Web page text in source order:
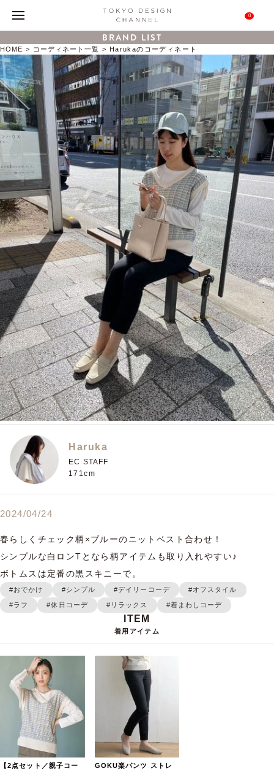
0
BRAND LIST
HOME コーディネート一覧 Harukaのコーディネート
Haruka
EC STAFF
171cm
2024/04/24
春らしくチェック柄×ブルーのニットベスト合わせ！
シンプルな白ロンTとなら柄アイテムも取り入れやすい♪
ボトムスは定番の黒スキニーで。
#おでかけ #シンプル #デイリーコーデ #オフスタイル
#ラフ #休日コーデ #リラックス #着まわしコーデ
着用アイテム
【2点セット／親子コー
GOKU楽パンツ ストレ